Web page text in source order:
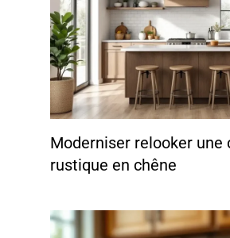
Moderniser relooker une
rustique en chêne